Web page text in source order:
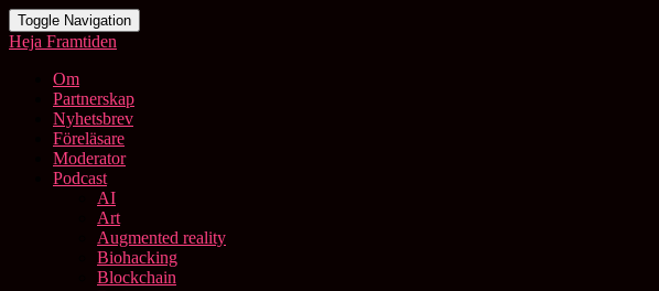
Toggle Navigation
Heja Framtiden
Om
Partnerskap
Nyhetsbrev
Föreläsare
Moderator
Podcast
AI
Art
Augmented reality
Biohacking
Blockchain